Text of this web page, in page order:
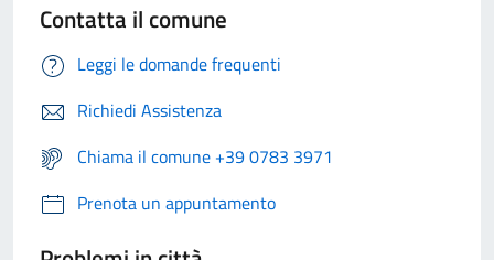
Contatta il comune
Leggi le domande frequenti
Richiedi Assistenza
Chiama il comune +39 0783 3971
Prenota un appuntamento